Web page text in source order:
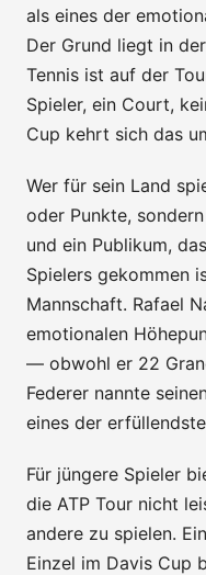
als eines der
Der Grund liegt in
Tennis ist auf der
Spieler, ein Court,
Cup kehrt sich das
Wer für sein Land
oder Punkte,
und ein Publikum,
Spielers gekommen
Mannschaft. Rafael
emotionalen
— obwohl er 22
Federer nannte
eines der
Für jüngere Spieler
die ATP Tour nicht
andere zu spielen.
Einzel im Davis Cup